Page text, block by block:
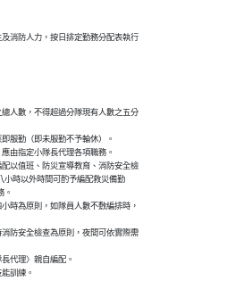
及消防人力，按日排定勤務分配表執行
總人數，不得超過分隊現有人數之五分
即服勤（即未服勤不予輪休）。
應由指定小隊長代理各項職務。
配以值班、防災宣導教育、消防安全檢
八小時以外時間可酌予編配救災備勤
。
小時為原則，如隊員人數不敷編排時，
消防安全檢查為原則，夜間可依實際需
長代理〉親自編配。
訓練。